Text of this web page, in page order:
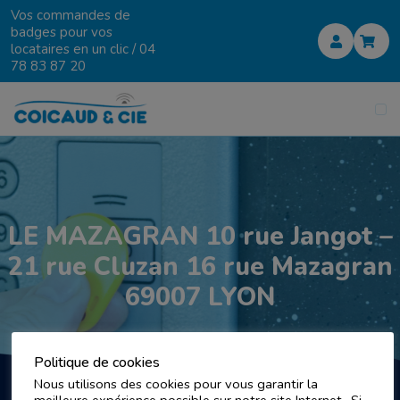
Vos commandes de
badges pour vos
locataires en un clic /04
78 83 87 20
LE MAZAGRAN 10 rue Jangot –
21 rue Cluzan 16 rue Mazagran
69007 LYON
Politique de cookies
Nous utilisons des cookies pour vous garantir la